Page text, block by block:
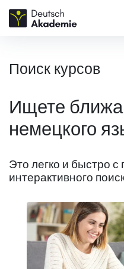
Поиск курсов
Ищете
немецкого
Это легко и быстро
интерактивного